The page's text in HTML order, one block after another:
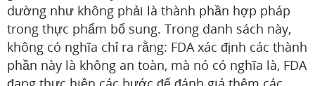
dường như không phải là thành phần hợp pháp
trong thực phẩm bổ sung. Trong danh sách này,
không có nghĩa chỉ ra rằng: FDA xác định các thành
phần này là không an toàn, mà nó có nghĩa là, FDA